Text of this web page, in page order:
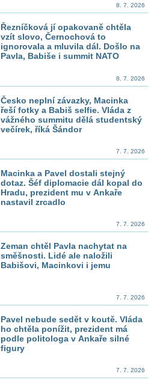
8. 7. 2026
Řezníčková jí opakovaně chtěla
vzít slovo, Černochová to
ignorovala a mluvila dál. Došlo na
Pavla, Babiše i summit NATO
8. 7. 2026
Česko neplní závazky, Macinka
řeší fotky a Babiš selfie. Vláda z
vážného summitu dělá studentský
večírek, říká Šándor
7. 7. 2026
Macinka a Pavel dostali stejný
dotaz. Šéf diplomacie dál kopal do
Hradu, prezident mu v Ankaře
nastavil zrcadlo
7. 7. 2026
Zeman chtěl Pavla nachytat na
směšnosti. Lidé ale naložili
Babišovi, Macinkovi i jemu
7. 7. 2026
Pavel nebude sedět v koutě. Vláda
ho chtěla ponížit, prezident má
podle politologa v Ankaře silné
figury
7. 7. 2026